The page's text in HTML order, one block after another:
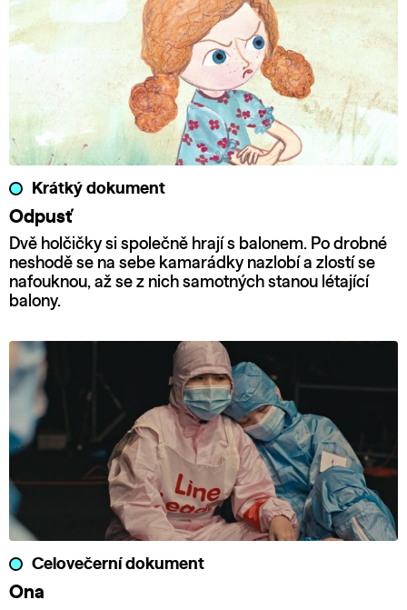
Krátký dokument
Odpusť
Dvě holčičky si společně hrají s balonem. Po drobné
neshodě se na sebe kamarádky nazlobí a zlostí se
nafouknou, až se z nich samotných stanou létající
balony.
Celovečerní dokument
Ona